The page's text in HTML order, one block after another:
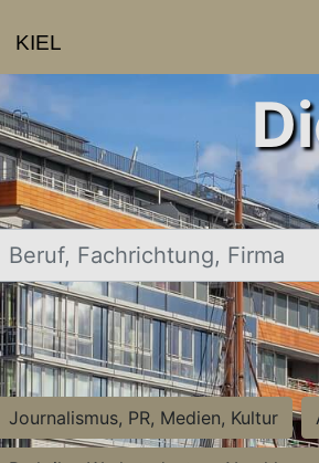
KIEL
Beruf, Fachrichtung, Firma
Journalismus, PR, Medien, Kultur